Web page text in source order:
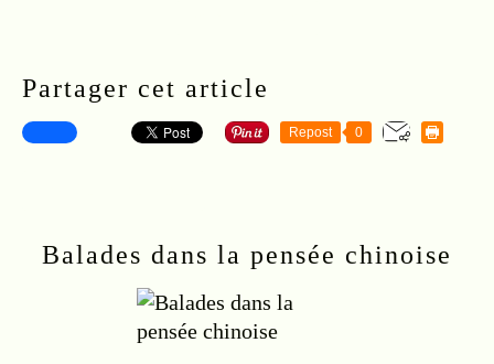
Partager cet article
Repost 0
Balades dans la pensée chinoise